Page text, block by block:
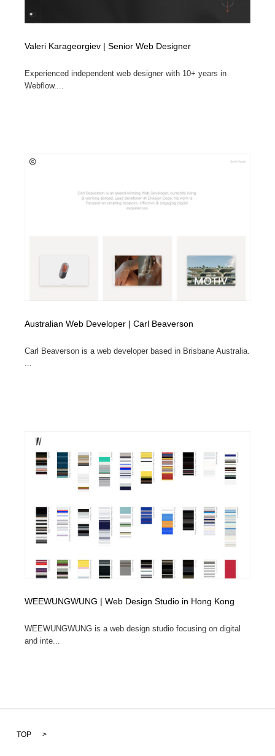
Valeri Karageorgiev | Senior Web Designer
Experienced independent web designer with 10+ years in
Webflow....
Australian Web Developer | Carl Beaverson
Carl Beaverson is a web developer based in Brisbane Australia.
...
WEEWUNGWUNG | Web Design Studio in Hong Kong
WEEWUNGWUNG is a web design studio focusing on digital
and inte...
TOP >